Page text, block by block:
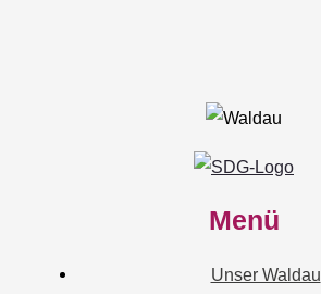
Menü
Unser Waldau